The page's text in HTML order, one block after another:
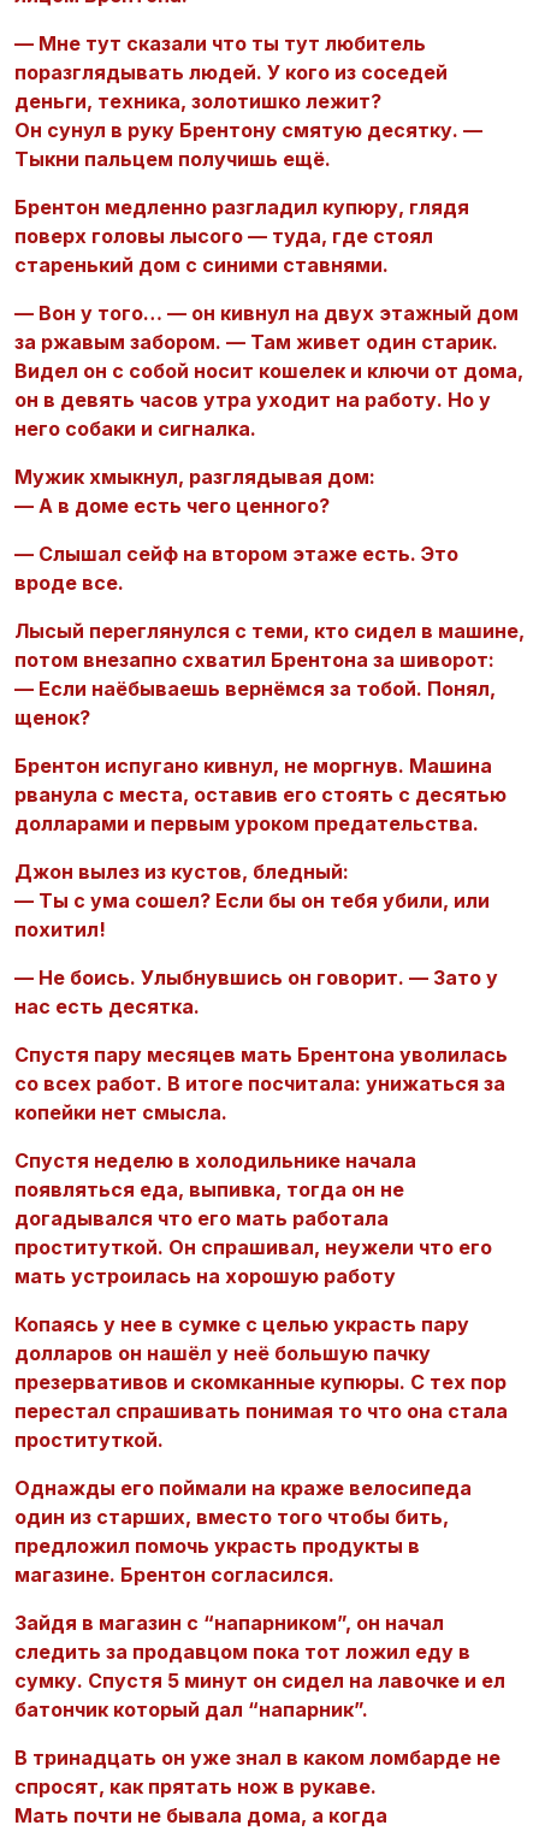
— Мне тут сказали что ты тут любитель
поразглядывать людей. У кого из соседей
деньги, техника, золотишко лежит?
Он сунул в руку Брентону смятую десятку. —
Тыкни пальцем получишь ещё.
Брентон медленно разгладил купюру, глядя
поверх головы лысого — туда, где стоял
старенький дом с синими ставнями.
— Вон у того… — он кивнул на двух этажный дом
за ржавым забором. — Там живет один старик.
Видел он с собой носит кошелек и ключи от дома,
он в девять часов утра уходит на работу. Но у
него собаки и сигналка.
Мужик хмыкнул, разглядывая дом:
— А в доме есть чего ценного?
— Слышал сейф на втором этаже есть. Это
вроде все.
Лысый переглянулся с теми, кто сидел в машине,
потом внезапно схватил Брентона за шиворот:
— Если наёбываешь вернёмся за тобой. Понял,
щенок?
Брентон испугано кивнул, не моргнув. Машина
рванула с места, оставив его стоять с десятью
долларами и первым уроком предательства.
Джон вылез из кустов, бледный:
— Ты с ума сошел? Если бы он тебя убили, или
похитил!
— Не боись. Улыбнувшись он говорит. — Зато у
нас есть десятка.
Спустя пару месяцев мать Брентона уволилась
со всех работ. В итоге посчитала: унижаться за
копейки нет смысла.
Спустя неделю в холодильнике начала
появляться еда, выпивка, тогда он не
догадывался что его мать работала
проституткой. Он спрашивал, неужели что его
мать устроилась на хорошую работу
Копаясь у нее в сумке с целью украсть пару
долларов он нашёл у неё большую пачку
презервативов и скомканные купюры. С тех пор
перестал спрашивать понимая то что она стала
проституткой.
Однажды его поймали на краже велосипеда
один из старших, вместо того чтобы бить,
предложил помочь украсть продукты в
магазине. Брентон согласился.
Зайдя в магазин с “напарником”, он начал
следить за продавцом пока тот ложил еду в
сумку. Спустя 5 минут он сидел на лавочке и ел
батончик который дал “напарник”.
В тринадцать он уже знал в каком ломбарде не
спросят, как прятать нож в рукаве.
Мать почти не бывала дома, а когда